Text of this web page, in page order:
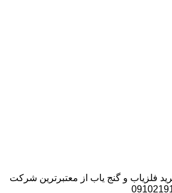
فلزیاب و گنج یاب از معتبرترین شرکت